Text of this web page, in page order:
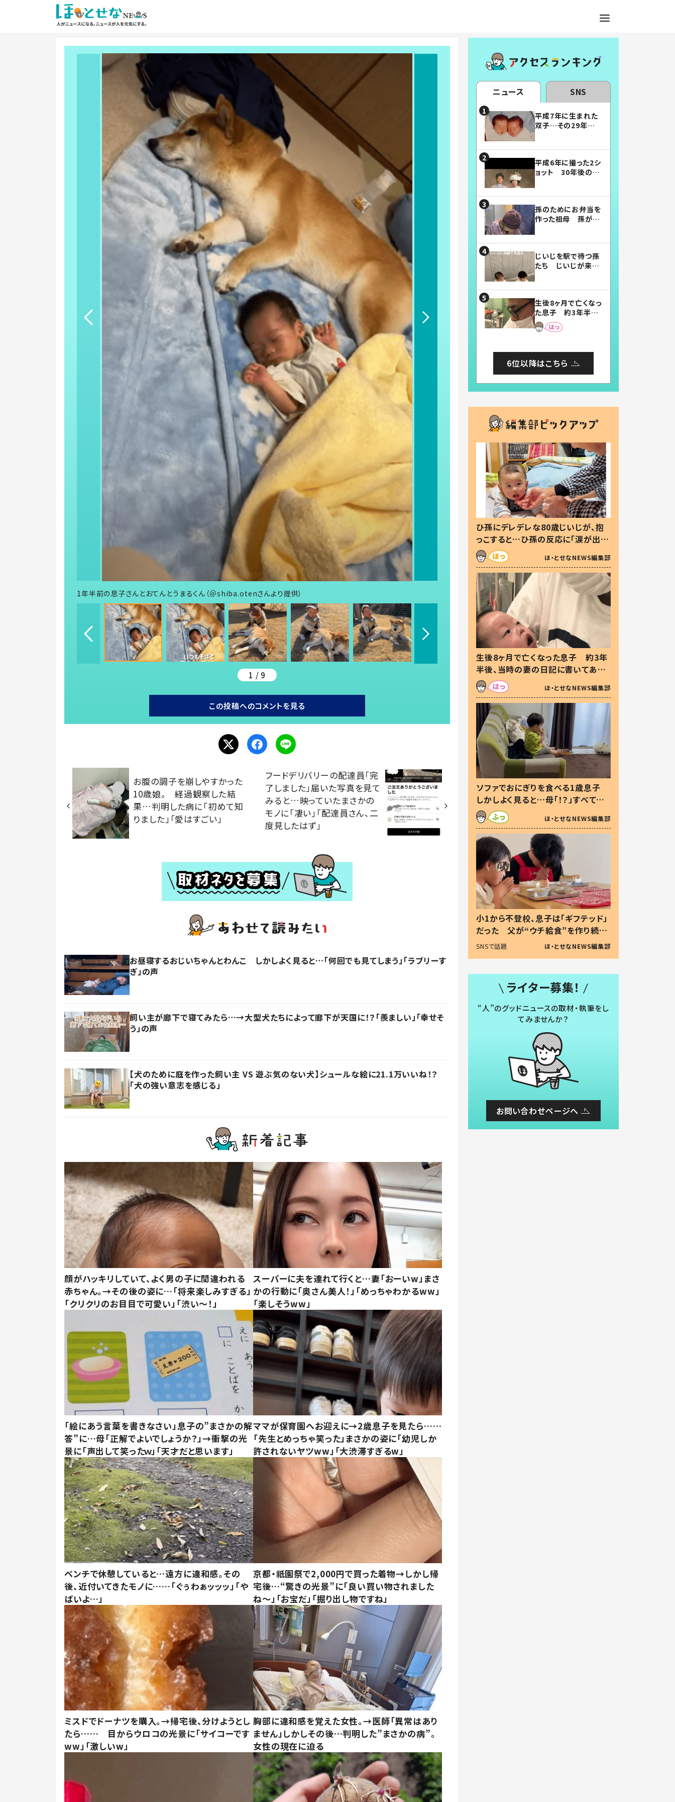
1年半前の息子さんとおてんとうまるくん（＠shiba.otenさんより提供）
1 / 9
この投稿へのコメントを見る
お腹の調子を崩しやすかった
10歳娘。 経過観察した結
果…判明した病に「初めて知
りました」「愛はすごい」
フードデリバリーの配達員「完
了しました」届いた写真を見て
みると…映っていたまさかの
モノに「凄い」「配達員さん、二
度見したはず」
お昼寝するおじいちゃんとわんこ しかしよく見ると…「何回でも見てしまう」「ラブリーす
ぎ」の声
飼い主が廊下で寝てみたら…→大型犬たちによって廊下が天国に！？「羨ましい」「幸せそ
う」の声
【犬のために庭を作った飼い主 VS 遊ぶ気のない犬】シュールな絵に21.1万いいね！？
「犬の強い意志を感じる」
顔がハッキリしていて、よく男の子に間違われる
赤ちゃん。→その後の姿に…「将来楽しみすぎる」
「クリクリのお目目で可愛い」「渋い～！」
スーパーに夫を連れて行くと…妻「おーいw」まさ
かの行動に「奥さん美人！」「めっちゃわかるww」
「楽しそうww」
「絵にあう言葉を書きなさい」息子の”まさかの解
答”に…母「正解でよいでしょうか？」→衝撃の光
景に「声出して笑ったｗ」「天才だと思います」
ママが保育園へお迎えに→2歳息子を見たら……
「先生とめっちゃ笑った」まさかの姿に「幼児しか
許されないヤツww」「大渋滞すぎるw」
ベンチで休憩していると…遠方に違和感。その
後、近付いてきたモノに……「ぐぅわぁッッッ」「や
ばいよ…」
京都・祇園祭で2,000円で買った着物→しかし帰
宅後…“驚きの光景”に「良い買い物されました
ね～」「お宝だ」「掘り出し物ですね」
ミスドでドーナツを購入。→帰宅後、分けようとし
たら…… 目からウロコの光景に「サイコーです
ww」「激しいw」
胸部に違和感を覚えた女性。→医師「異常はあり
ません」しかしその後…判明した”まさかの病”。
女性の現在に迫る
ニュース SNS
平成7年に生まれた
双子…その29年後
平成6年に撮った2シ
ョット 30年後の姿
孫のためにお弁当を
作った祖母 孫が絶
じいじを駅で待つ孫
たち じいじが来た
まらない」「幸せにな
れる」
生後8ヶ月で亡くなっ
た息子 約3年半
後、当時の妻の日記
に書いてあった本音
6位以降はこちら
ひ孫にデレデレな80歳じいじが、抱
っこすると…ひ孫の反応に「涙が出ま
した」「可愛くて仕方ない」
ほ・とせなNEWS編集部
生後8ヶ月で亡くなった息子 約3年
半後、当時の妻の日記に書いてあっ
た本音とは
ほ・とせなNEWS編集部
ソファでおにぎりを食べる1歳息子
しかしよく見ると…母「！？」すべてを
察した母の投稿に「可愛いから許
す！」「現行犯〜」
ほ・とせなNEWS編集部
小1から不登校、息子は「ギフテッド」
だった 父が“ウチ給食”を作り続け
る理由とは #令和の親 #令和の子
SNSで話題 ほ・とせなNEWS編集部
ライター募集！
“人”のグッドニュースの取材・執筆をし
てみませんか？
お問い合わせページへ